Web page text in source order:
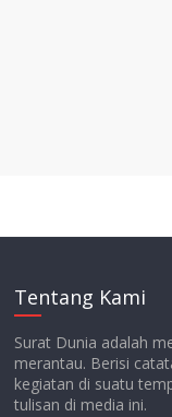
Tentang Kami
Surat Dunia adalah
merantau. Berisi
kegiatan di suatu
tulisan di media ini.